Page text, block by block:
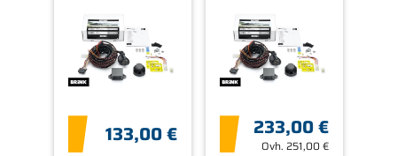
133,00 € 233,00 €
Ovh.251,00 €